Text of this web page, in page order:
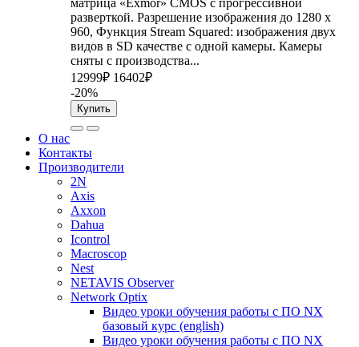
разверткой. Разрешение изображения до 1280 x
960, Функция Stream Squared: изображения двух
видов в SD качестве с одной камеры. Камеры
сняты с производства...
12999₽ 16402₽
-20%
Купить
О нас
Контакты
Производители
2N
Axis
Axxon
Dahua
Icontrol
Macroscop
Nest
NETAVIS Observer
Network Optix
Видео уроки обучения работы с ПО NX
базовый курс (english)
Видео уроки обучения работы с ПО NX